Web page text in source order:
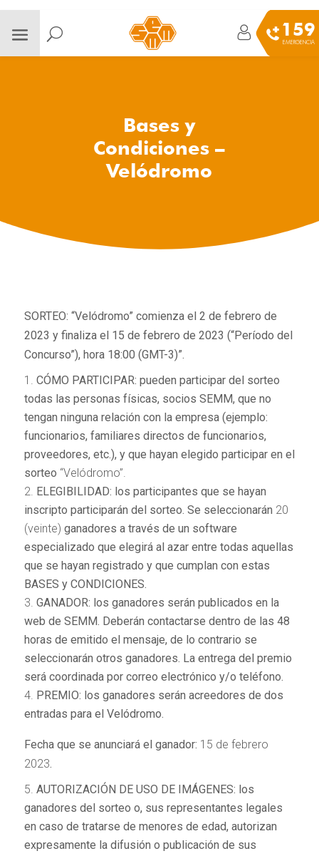
159
EMERGENCIA
Bases y
Condiciones –
Velódromo
SORTEO: “Velódromo” comienza el 2 de febrero de
2023 y finaliza el 15 de febrero de 2023 (“Período del
Concurso”), hora 18:00 (GMT-3)”.
CÓMO PARTICIPAR: pueden participar del sorteo
todas las personas físicas, socios SEMM, que no
tengan ninguna relación con la empresa (ejemplo:
funcionarios, familiares directos de funcionarios,
proveedores, etc.), y que hayan elegido participar en el
sorteo “Velódromo”.
ELEGIBILIDAD: los participantes que se hayan
inscripto participarán del sorteo. Se seleccionarán 20
(veinte) ganadores a través de un software
especializado que elegirá al azar entre todas aquellas
que se hayan registrado y que cumplan con estas
BASES y CONDICIONES.
GANADOR: los ganadores serán publicados en la
web de SEMM. Deberán contactarse dentro de las 48
horas de emitido el mensaje, de lo contrario se
seleccionarán otros ganadores. La entrega del premio
será coordinada por correo electrónico y/o teléfono.
PREMIO: los ganadores serán acreedores de dos
entradas para el Velódromo.
Fecha que se anunciará el ganador: 15 de febrero
2023.
AUTORIZACIÓN DE USO DE IMÁGENES: los
ganadores del sorteo o, sus representantes legales
en caso de tratarse de menores de edad, autorizan
expresamente la difusión o publicación de sus